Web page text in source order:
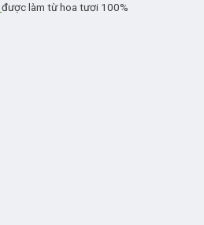
được làm từ hoa tươi 100%